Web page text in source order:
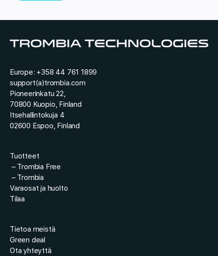
*
Europe: +358 44 761 1899
support(a)trombia.com
Pioneerinkatu 22,
70800 Kuopio, Finland
Itsehallintokuja 4
02600 Espoo, Finland
Tuotteet
– Trombia Free
– Trombia
Varaosat ja huolto
Tilaa
Tietoa meistä
Green deal
Ota yhteyttä